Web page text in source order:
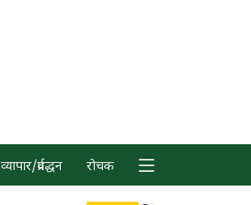
व्यापार/प्रर्वद्धन रोचक